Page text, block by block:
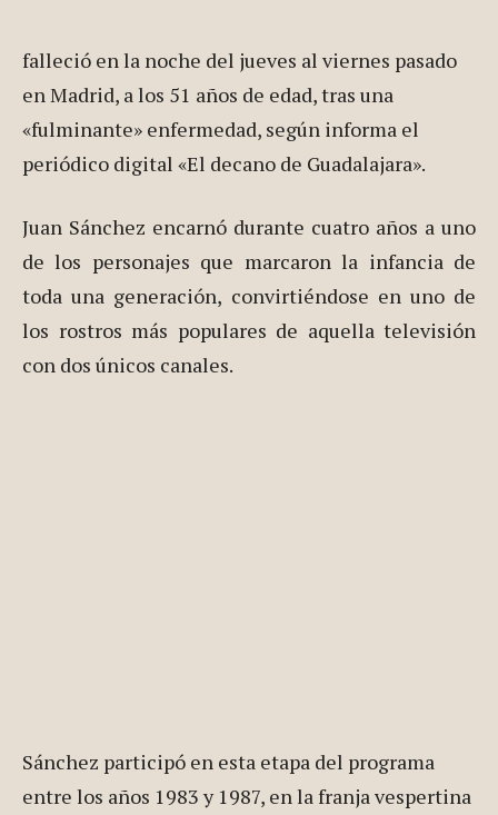
falleció en la noche del jueves al viernes pasado
en Madrid, a los 51 años de edad, tras una
«fulminante» enfermedad, según informa el
periódico digital «El decano de Guadalajara».
Juan Sánchez encarnó durante cuatro años a uno
de los personajes que marcaron la infancia de
toda una generación, convirtiéndose en uno de
los rostros más populares de aquella televisión
con dos únicos canales.
Sánchez participó en esta etapa del programa
entre los años 1983 y 1987, en la franja vespertina